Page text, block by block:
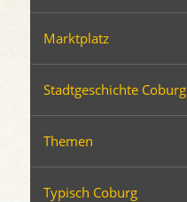
Marktplatz
Stadtgeschichte Coburg
Themen
Typisch Coburg